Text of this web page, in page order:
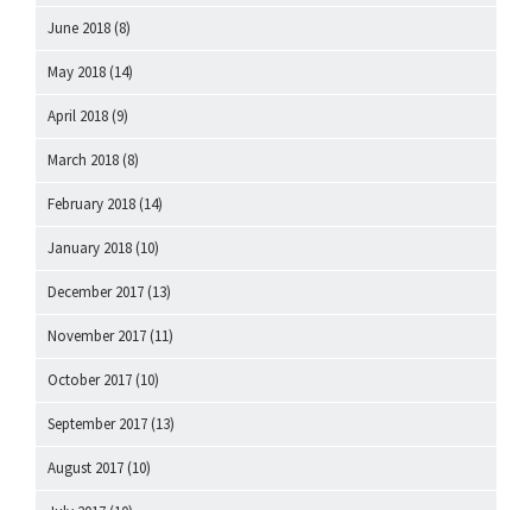
June 2018 (8)
May 2018 (14)
April 2018 (9)
March 2018 (8)
February 2018 (14)
January 2018 (10)
December 2017 (13)
November 2017 (11)
October 2017 (10)
September 2017 (13)
August 2017 (10)